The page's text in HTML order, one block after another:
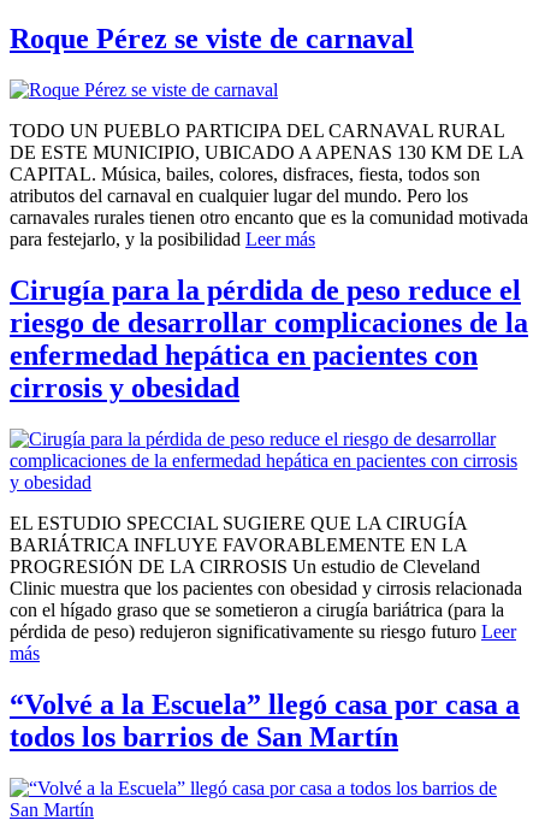
Roque Pérez se viste de carnaval
TODO UN PUEBLO PARTICIPA DEL CARNAVAL RURAL
DE ESTE MUNICIPIO, UBICADO A APENAS 130 KM DE LA
CAPITAL. Música, bailes, colores, disfraces, fiesta, todos son
atributos del carnaval en cualquier lugar del mundo. Pero los
carnavales rurales tienen otro encanto que es la comunidad motivada
para festejarlo, y la posibilidad Leer más
Cirugía para la pérdida de peso reduce el
riesgo de desarrollar complicaciones de la
enfermedad hepática en pacientes con
cirrosis y obesidad
EL ESTUDIO SPECCIAL SUGIERE QUE LA CIRUGÍA
BARIÁTRICA INFLUYE FAVORABLEMENTE EN LA
PROGRESIÓN DE LA CIRROSIS Un estudio de Cleveland
Clinic muestra que los pacientes con obesidad y cirrosis relacionada
con el hígado graso que se sometieron a cirugía bariátrica (para la
pérdida de peso) redujeron significativamente su riesgo futuro Leer
más
“Volvé a la Escuela” llegó casa por casa a
todos los barrios de San Martín